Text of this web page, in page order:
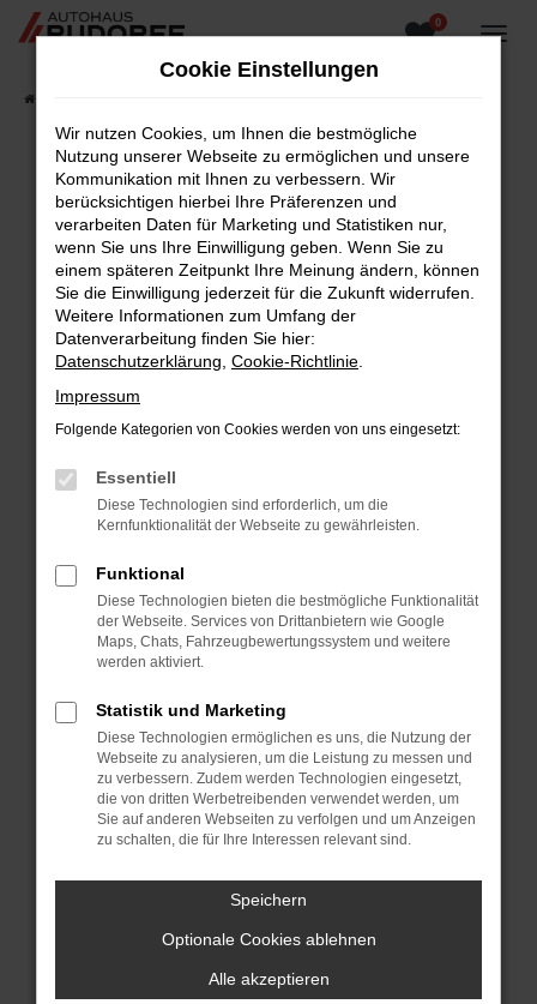
Zum
0
Fehler: Network Error
Beim Laden ist ein Fehler aufgetreten.
Hier sind ein paar Tipps, die dir helfen können:
Überprüfe deine Firewall und deine
Internetverbindung.
Laden andere Webseiten, zum Beispiel deine
Suchmaschine?
Prüfe deine Browsererweiterungen.
Manche Erweiterungen, wie Werbeblocker,
können das Laden bestimmter Seiten
verhindern. Funktioniert die Seite in einem
Fenster?
Starte dein Gerät neu.
Das kann manchmal helfen, vorübergehende
Probleme zu beheben.
Betriebssystem auf dem neuesten Stand
sind.
Veraltete Software birgt nicht nur ein
Sicherheitsrisiko, sondern kann auch dazu
führen, dass bestimmte Funktionen nicht mehr
unterstützt werden.
Wende dich an den Webseitenbetreiber.
Wenn du alle oben genannten Schritte versucht
hast, kontaktiere uns bitte. Wir werden
versuchen, das Problem zu beheben. Du kannst
uns diesen Text schicken, um uns bei der
Cookie Einstellungen
Wir nutzen Cookies, um Ihnen die bestmögliche
Nutzung unserer Webseite zu ermöglichen und unsere
Kommunikation mit Ihnen zu verbessern. Wir
berücksichtigen hierbei Ihre Präferenzen und
verarbeiten Daten für Marketing und Statistiken nur,
wenn Sie uns Ihre Einwilligung geben. Wenn Sie zu
einem späteren Zeitpunkt Ihre Meinung ändern, können
Sie die Einwilligung jederzeit für die Zukunft widerrufen.
Weitere Informationen zum Umfang der
Datenverarbeitung finden Sie hier:
Datenschutzerklärung Cookie-Richtlinie
Impressum
Folgende Kategorien von Cookies werden von uns eingesetzt:
Essentiell
Diese Technologien sind erforderlich, um die
Kernfunktionalität der Webseite zu gewährleisten.
Funktional
Diese Technologien bieten die bestmögliche Funktionalität
der Webseite. Services von Drittanbietern wie Google
Maps, Chats, Fahrzeugbewertungssystem und weitere
werden aktiviert.
Statistik und Marketing
Diese Technologien ermöglichen es uns, die Nutzung der
Webseite zu analysieren, um die Leistung zu messen und
zu verbessern. Zudem werden Technologien eingesetzt,
die von dritten Werbetreibenden verwendet werden, um
Sie auf anderen Webseiten zu verfolgen und um Anzeigen
zu schalten, die für Ihre Interessen relevant sind.
Speichern
Optionale Cookies ablehnen
Alle akzeptieren